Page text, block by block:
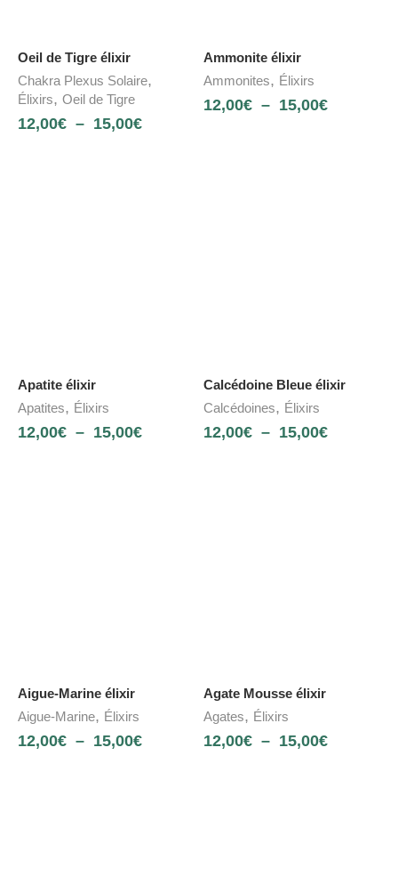
Oeil de Tigre élixir
Chakra Plexus Solaire,
Élixirs, Oeil de Tigre
12,00€ – 15,00€
Ammonite élixir
Ammonites, Élixirs
12,00€ – 15,00€
Apatite élixir
Apatites, Élixirs
12,00€ – 15,00€
Calcédoine Bleue élixir
Calcédoines, Élixirs
12,00€ – 15,00€
Aigue-Marine élixir
Aigue-Marine, Élixirs
12,00€ – 15,00€
Agate Mousse élixir
Agates, Élixirs
12,00€ – 15,00€